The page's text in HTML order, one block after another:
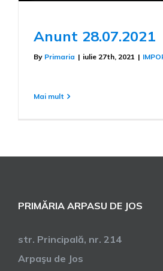
Anunt 28.07.2021
By Primaria | iulie 27th, 2021 |
Mai mult
PRIMĂRIA ARPASU DE JOS
str. Principală, nr. 214
Arpaşu de Jos